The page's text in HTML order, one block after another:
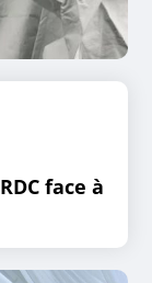
face à